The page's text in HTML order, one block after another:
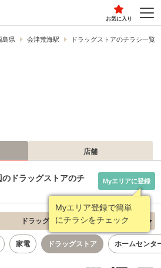
お気に入り
島県 会津荒海駅 ドラッグストアのチラシ一覧
店舗
ドラッグストアのチ
Myエリア登録で簡単
にチラシをチェック
Myエリアに登録
ドラッグストア 新着順
家電 ドラッグストア ホームセンタ